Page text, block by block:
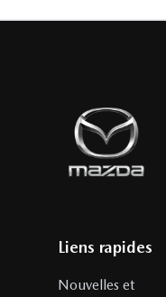
Liens rapides
Nouvelles et